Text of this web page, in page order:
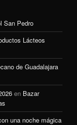
San Pedro
Lácteos
de Guadalajara
en Bazar
una noche mágica